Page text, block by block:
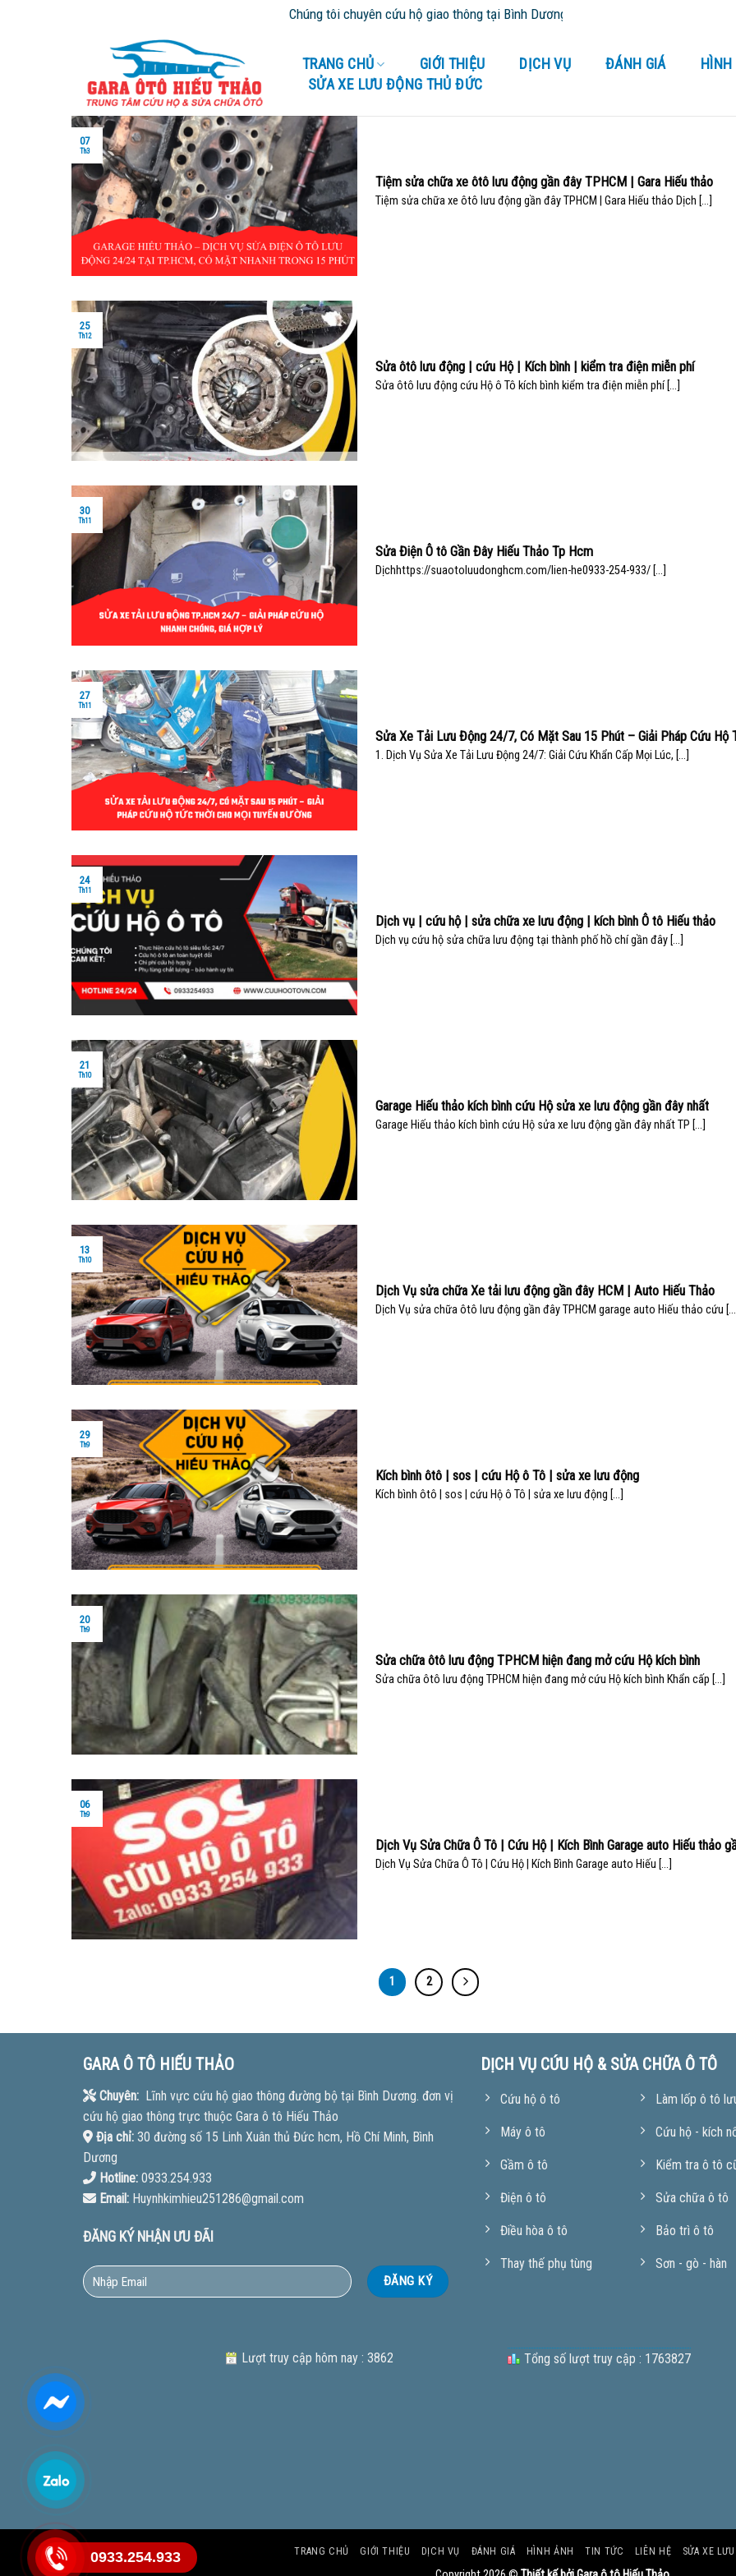
Chúng tôi chuyên cứu hộ giao thông tại Bình Dương và tỉnh thành lân cận - Cứu Hộ 24/24
TRANG CHỦ GIỚI THIỆU DỊCH VỤ ĐÁNH GIÁ
HÌNH
SỬA XE LƯU ĐỘNG THỦ ĐỨC
Tiệm sửa chữa xe ôtô lưu động gần đây TPHCM | Gara Hiếu thảo
Tiệm sửa chữa xe ôtô lưu động gần đây TPHCM | Gara Hiếu thảo Dịch [...]
07
Th3
Sửa ôtô lưu động | cứu Hộ | Kích bình | kiểm tra điện miễn phí
Sửa ôtô lưu động cứu Hộ ô Tô kích bình kiểm tra điện miễn phí [...]
25
Th12
Sửa Điện Ô tô Gần Đây Hiếu Thảo Tp Hcm
Dịchhttps://suaotoluudonghcm.com/lien-he0933-254-933/ [...]
30
Th11
Sửa Xe Tải Lưu Động 24/7, Có Mặt Sau 15 Phút – Giải Pháp Cứu Hộ
Thời Cho Mọi Tuyến Đường
1. Dịch Vụ Sửa Xe Tải Lưu Động 24/7: Giải Cứu Khẩn Cấp Mọi Lúc, [...]
27
Th11
Dịch vụ | cứu hộ | sửa chữa xe lưu động | kích bình Ô tô Hiếu thảo
Dịch vụ cứu hộ sửa chữa lưu động tại thành phố hồ chí gần đây [...]
24
Th11
Garage Hiếu thảo kích bình cứu Hộ sửa xe lưu động gần đây nhất
Garage Hiếu thảo kích bình cứu Hộ sửa xe lưu động gần đây nhất TP [...]
21
Th10
Dịch Vụ sửa chữa Xe tải lưu động gần đây HCM | Auto Hiếu Thảo
Dịch Vụ sửa chữa ôtô lưu động gần đây TPHCM garage auto Hiếu thảo cứu
13
Th10
Kích bình ôtô | sos | cứu Hộ ô Tô | sửa xe lưu động
Kích bình ôtô | sos | cứu Hộ ô Tô | sửa xe lưu động [...]
29
Th9
Sửa chữa ôtô lưu động TPHCM hiện đang mở cứu Hộ kích bình
Sửa chữa ôtô lưu động TPHCM hiện đang mở cứu Hộ kích bình Khẩn cấp [...]
20
Th9
Dịch Vụ Sửa Chữa Ô Tô | Cứu Hộ | Kích Bình Garage auto Hiếu thảo
Dịch Vụ Sửa Chữa Ô Tô | Cứu Hộ | Kích Bình Garage auto Hiếu [...]
06
Th9
1 2
GARA Ô TÔ HIẾU THẢO
Chuyên:Lĩnh vực cứu hộ giao thông đường bộ tại Bình Dương. đơn vị
cứu hộ giao thông trực thuộc Gara ô tô Hiếu Thảo
Địa chỉ:30 đường số 15 Linh Xuân thủ Đức hcm, Hồ Chí Minh, Bình
Dương
Hotline:0933.254.933
Email:Huynhkimhieu251286@gmail.com
ĐĂNG KÝ NHẬN ƯU ĐÃI
DỊCH VỤ CỨU HỘ & SỬA CHỮA Ô TÔ
Cứu hộ ô tô
Máy ô tô
Gầm ô tô
Điện ô tô
Điều hòa ô tô
Thay thế phụ tùng
Làm lốp ô tô
Cứu hộ - kích
Kiểm tra ô tô
Sửa chữa ô tô
Bảo trì ô tô
Sơn - gò - hàn
Lượt truy cập hôm nay : 3862 Tổng số lượt truy cập : 1763827
TRANG CHỦ GIỚI THIỆU DỊCH VỤ ĐÁNH GIÁ HÌNH ẢNH TIN TỨC LIÊN HỆ SỬA XE
0933.254.933